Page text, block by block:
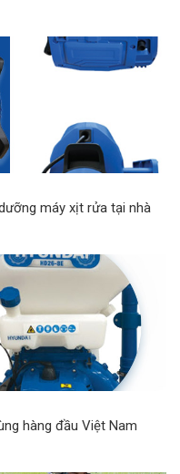
máy xịt rửa tại nhà
hàng đầu Việt Nam